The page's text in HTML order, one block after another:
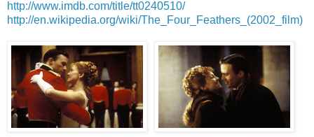
http://www.imdb.com/title/tt0240510/
http://en.wikipedia.org/wiki/The_Four_Feathers_(2002_film)